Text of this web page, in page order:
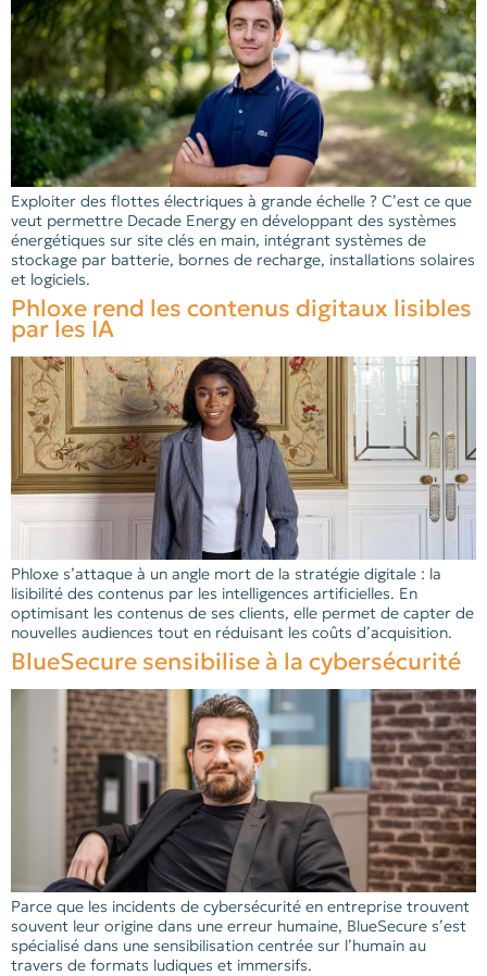
Exploiter des flottes électriques à grande échelle ? C’est ce que
veut permettre Decade Energy en développant des systèmes
énergétiques sur site clés en main, intégrant systèmes de
stockage par batterie, bornes de recharge, installations solaires
et logiciels.
Phloxe rend les contenus digitaux lisibles
par les IA
Phloxe s’attaque à un angle mort de la stratégie digitale : la
lisibilité des contenus par les intelligences artificielles. En
optimisant les contenus de ses clients, elle permet de capter de
nouvelles audiences tout en réduisant les coûts d’acquisition.
BlueSecure sensibilise à la cybersécurité
Parce que les incidents de cybersécurité en entreprise trouvent
souvent leur origine dans une erreur humaine, BlueSecure s’est
spécialisé dans une sensibilisation centrée sur l’humain au
travers de formats ludiques et immersifs.